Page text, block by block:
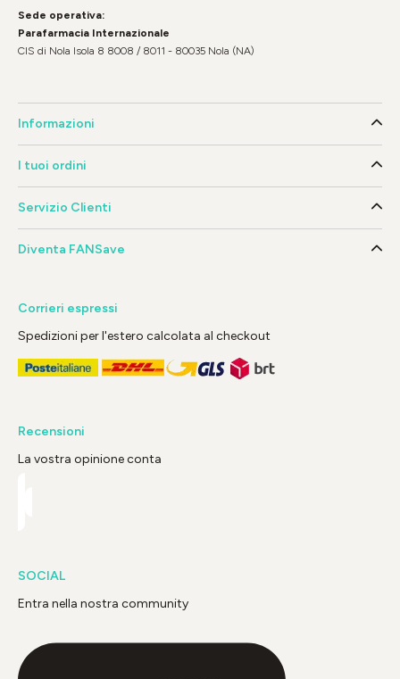
Sede operativa:
Parafarmacia Internazionale
CIS di Nola Isola 8 8008 / 8011 - 80035 Nola (NA)
Informazioni
I tuoi ordini
Servizio Clienti
Diventa FANSave
Corrieri espressi
Spedizioni per l'estero calcolata al checkout
Recensioni
La vostra opinione conta
SOCIAL
Entra nella nostra community